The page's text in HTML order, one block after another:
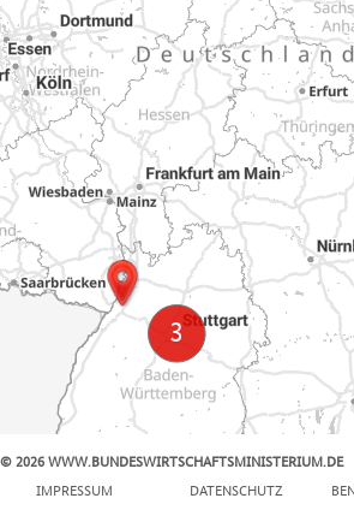
© 2026 WWW.BUNDESWIRTSCHAFTSMINISTERIUM.DE
IMPRESSUM
DATENSCHUTZ